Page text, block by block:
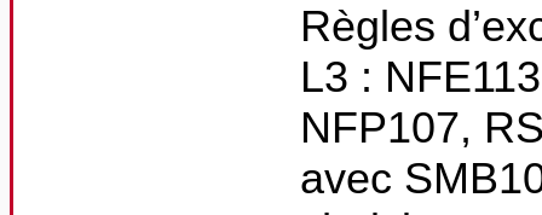
Règles
L3 :
NFP107,
avec